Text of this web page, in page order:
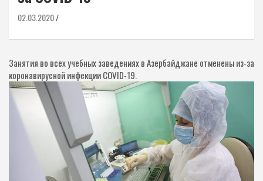
02.03.2020
Занятия во всех учебных заведениях в Азербайджане отменены из-за
коронавирусной инфекции COVID-19.